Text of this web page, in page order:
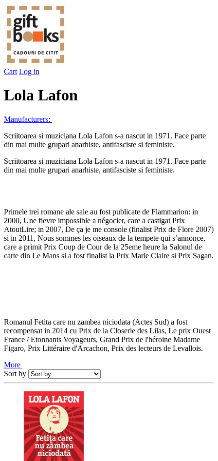
Cart Log in
Lola Lafon
Manufacturers:
Scriitoarea si muziciana Lola Lafon s-a nascut in 1971. Face parte
din mai multe grupari anarhiste, antifasciste si feministe.
Scriitoarea si muziciana Lola Lafon s-a nascut in 1971. Face parte
din mai multe grupari anarhiste, antifasciste si feministe.
Primele trei romane ale sale au fost publicate de Flammarion: in
2000, Une fievre impossible a négocier, care a castigat Prix
AtoutLire; in 2007, De ça je me console (finalist Prix de Flore 2007)
si in 2011, Nous sommes les oiseaux de la tempete qui s’annonce,
care a primit Prix Coup de Cour de la 25eme heure la Salonul de
carte din Le Mans si a fost finalist la Prix Marie Claire si Prix Sagan.
Romanul Fetita care nu zambea niciodata (Actes Sud) a fost
recompensat in 2014 cu Prix de la Closerie des Lilas, Le prix Ouest
France / Etonnants Voyageurs, Grand Prix de l'héroine Madame
Figaro, Prix Littéraire d'Arcachon, Prix des lecteurs de Levallois.
More
Sort by